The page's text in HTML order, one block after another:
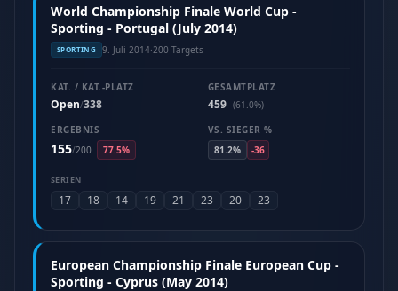
World Championship Finale World Cup -
Sporting - Portugal (July 2014)
SPORTING 9. Juli 2014·200 Targets
KAT. / KAT.-PLATZ
Open/338
GESAMTPLATZ
459 (61.0%)
ERGEBNIS
155/200 77.5%
VS. SIEGER %
81.2%
-36
SERIEN
17 18 14 19 21 23 20 23
European Championship Finale European Cup -
Sporting - Cyprus (May 2014)